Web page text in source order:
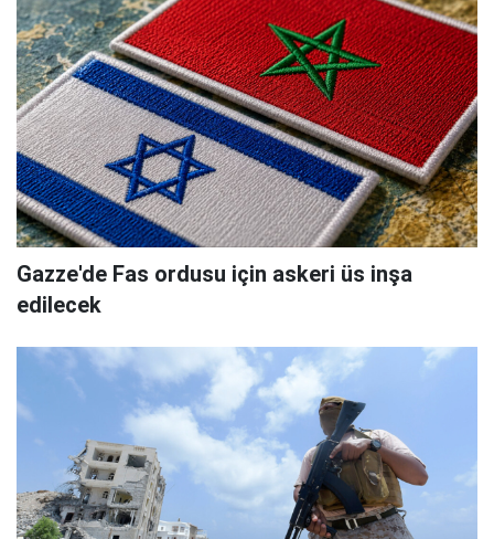
Gazze'de Fas ordusu için askeri üs inşa
edilecek